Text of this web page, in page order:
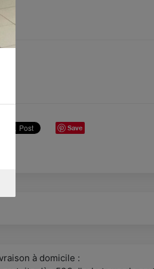
Save
à domicile :